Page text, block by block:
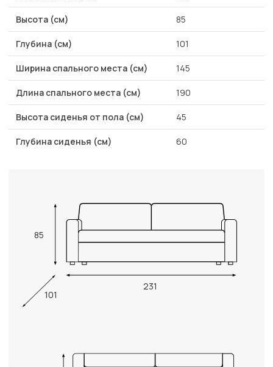
Высота (см) 85
Глубина (см) 101
Ширина спального места (см) 145
Длина спального места (см) 190
Высота сиденья от пола (см) 45
Глубина сиденья (см) 60
85
231
101